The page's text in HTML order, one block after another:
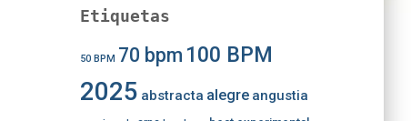
Etiquetas
50 BPM 70 bpm 100 BPM
2025 abstracta alegre angustia